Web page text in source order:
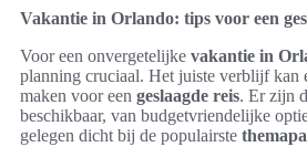
Vakantie in Orlando: tips voor een
Voor een onvergetelijke vakantie in
planning cruciaal. Het juiste verblijf kan
maken voor een geslaagde reis. Er zijn
beschikbaar, van budgetvriendelijke
gelegen dicht bij de populairste